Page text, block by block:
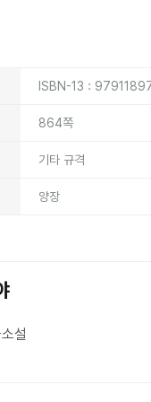
ISBN-13 :
864쪽
기타 규격
양장
설